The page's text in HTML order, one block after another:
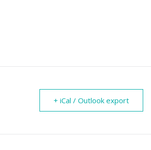
+ iCal / Outlook export